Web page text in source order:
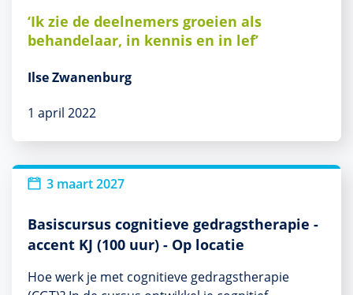
‘Ik zie de deelnemers groeien als
behandelaar, in kennis en in lef’
Ilse Zwanenburg
1 april 2022
3 maart 2027
Basiscursus cognitieve gedragstherapie -
accent KJ (100 uur) - Op locatie
Hoe werk je met cognitieve gedragstherapie